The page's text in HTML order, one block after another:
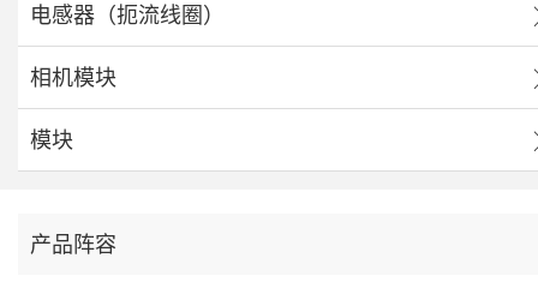
电感器（扼流线圈）
相机模块
模块
产品阵容